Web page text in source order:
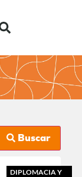
Buscar
DIPLOMACIA Y